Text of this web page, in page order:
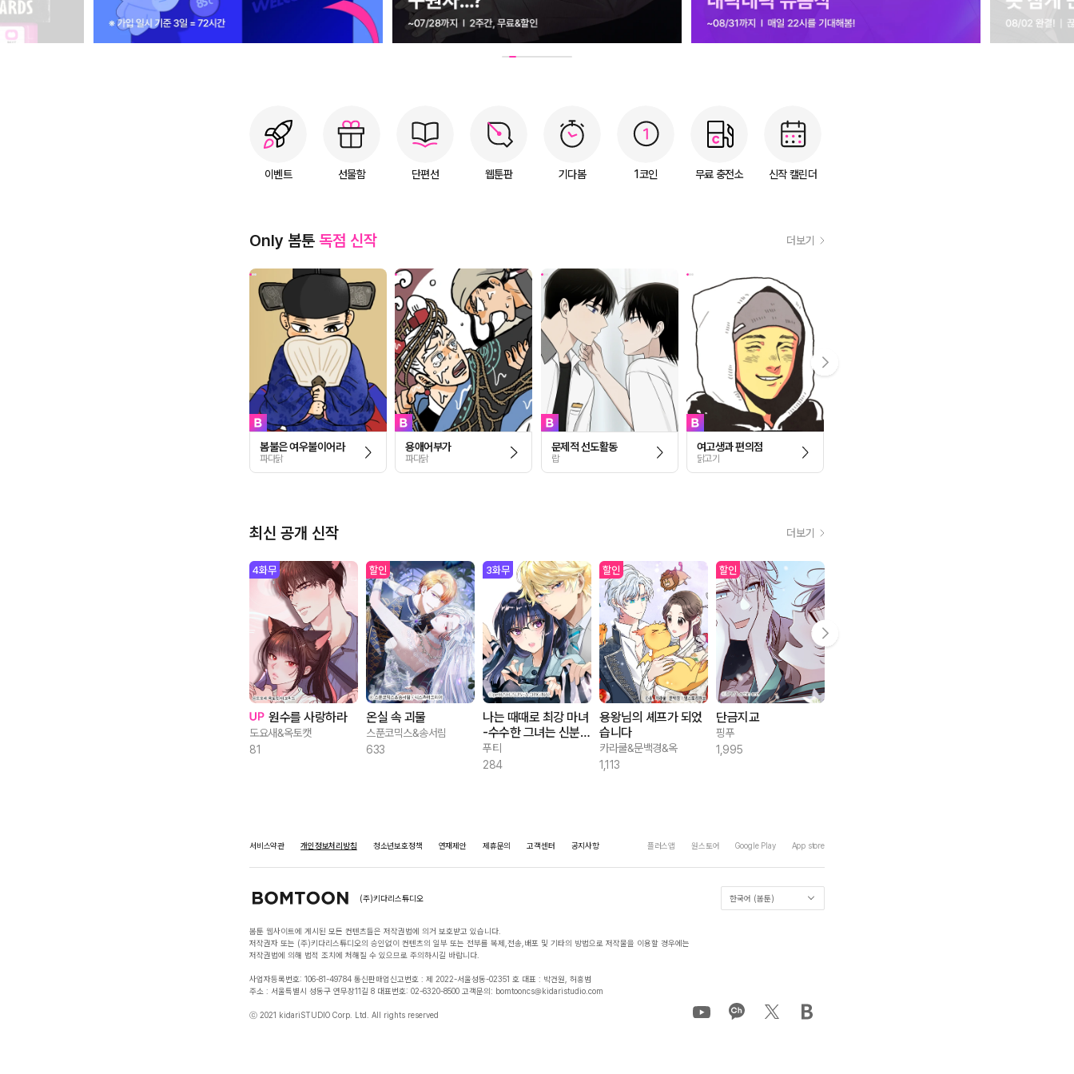
이벤트 선물함 단편선 웹툰판 기다봄 1코인 무료 충전소 신작 캘린더
Only 봄툰 독점 신작 더보기
봄불은 여우불이어라
파다닭
용애어부가
파다닭
문제적 선도활동
랍
여고생과 편의점
닭고기
최신 공개 신작 더보기
4화무
원수를 사랑하라
도요새&옥토캣
81
할인
온실 속 괴물
스푼코믹스&송서림
633
3화무
나는 때때로 최강 마녀
-수수한 그녀는 신분차
사랑을 한다-
푸티
284
할인
용왕님의 셰프가 되었
습니다
카라쿨&문백경&옥
1,113
할인
단금지교
핑푸
1,995
서비스약관 개인정보처리방침 청소년보호정책 연재제안 제휴문의 고객센터 공지사항 플러스앱 원스토어 Google Play App store
한국어 (봄툰)
(주)키다리스튜디오
봄툰 웹사이트에 게시된 모든 컨텐츠들은 저작권법에 의거 보호받고 있습니다.
저작권자 또는 (주)키다리스튜디오의 승인없이 컨텐츠의 일부 또는 전부를 복제,전송,배포 및 기타의 방법으로 저작물을 이용할 경우에는
저작권법에 의해 법적 조치에 처해질 수 있으므로 주의하시길 바랍니다.
사업자등록번호: 106-81-49784 통신판매업신고번호 : 제 2022-서울성동-02351 호 대표 : 박건원, 허흥범
주소 : 서울특별시 성동구 연무장11길 8 대표번호: 02-6320-8500 고객문의: bomtooncs@kidaristudio.com
ⓒ 2021 kidariSTUDIO Corp. Ltd. All rights reserved